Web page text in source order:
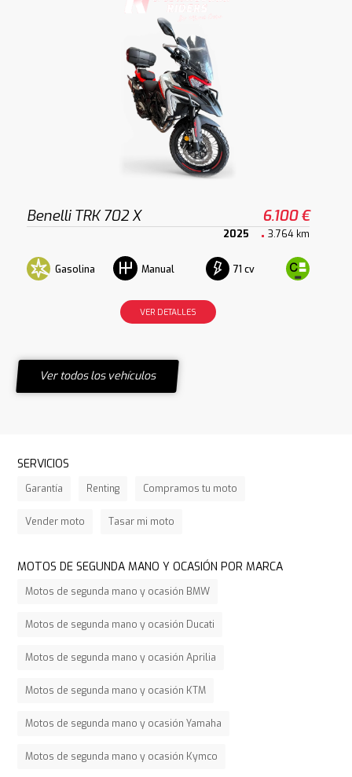
Benelli TRK 702 X 6.100 €
2025 3.764 km
Gasolina Manual 71 cv
VER DETALLES
Ver todos los vehículos
SERVICIOS
Garantía Renting Compramos tu moto
Vender moto Tasar mi moto
MOTOS DE SEGUNDA MANO Y OCASIÓN POR MARCA
Motos de segunda mano y ocasión BMW
Motos de segunda mano y ocasión Ducati
Motos de segunda mano y ocasión Aprilia
Motos de segunda mano y ocasión KTM
Motos de segunda mano y ocasión Yamaha
Motos de segunda mano y ocasión Kymco